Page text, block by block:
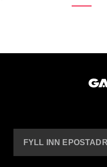
FYLL INN